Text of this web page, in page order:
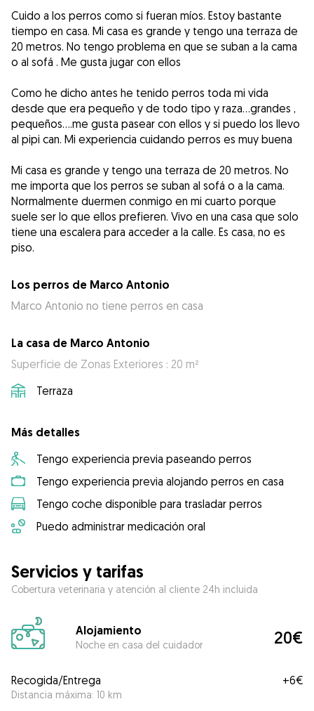
Cuido a los perros como si fueran míos. Estoy bastante
tiempo en casa. Mi casa es grande y tengo una terraza de
20 metros. No tengo problema en que se suban a la cama
o al sofá . Me gusta jugar con ellos
Como he dicho antes he tenido perros toda mi vida
desde que era pequeño y de todo tipo y raza...grandes ,
pequeños....me gusta pasear con ellos y si puedo los llevo
al pipi can. Mi experiencia cuidando perros es muy buena
Mi casa es grande y tengo una terraza de 20 metros. No
me importa que los perros se suban al sofá o a la cama.
Normalmente duermen conmigo en mi cuarto porque
suele ser lo que ellos prefieren. Vivo en una casa que solo
tiene una escalera para acceder a la calle. Es casa, no es
piso.
Los perros de Marco Antonio
Marco Antonio no tiene perros en casa
La casa de Marco Antonio
Superficie de Zonas Exteriores : 20 m²
Terraza
Más detalles
Tengo experiencia previa paseando perros
Tengo experiencia previa alojando perros en casa
Tengo coche disponible para trasladar perros
Puedo administrar medicación oral
Servicios y tarifas
Cobertura veterinaria y atención al cliente 24h incluida
Alojamiento
Noche en casa del cuidador 20€
Recogida/Entrega
Distancia máxima: 10 km
+6€